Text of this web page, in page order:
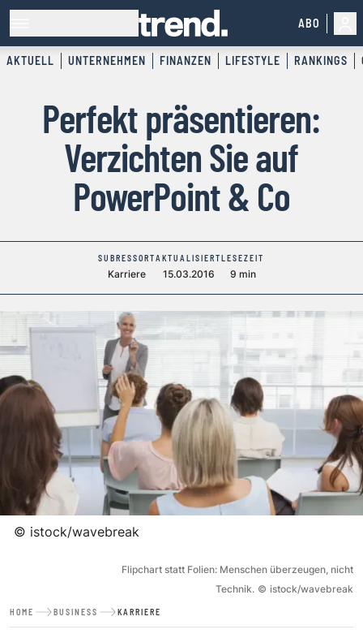
ABO
AKTUELL UNTERNEHMEN FINANZEN LIFESTYLE RANKINGS
Perfekt präsentieren:
Verzichten Sie auf
PowerPoint & Co
SUBRESSORT
Karriere
AKTUALISIERT
15.03.2016
LESEZEIT
9 min
© istock/wavebreak
Flipchart statt Folien: Menschen überzeugen, nicht
Technik. © istock/wavebreak
HOME BUSINESS KARRIERE